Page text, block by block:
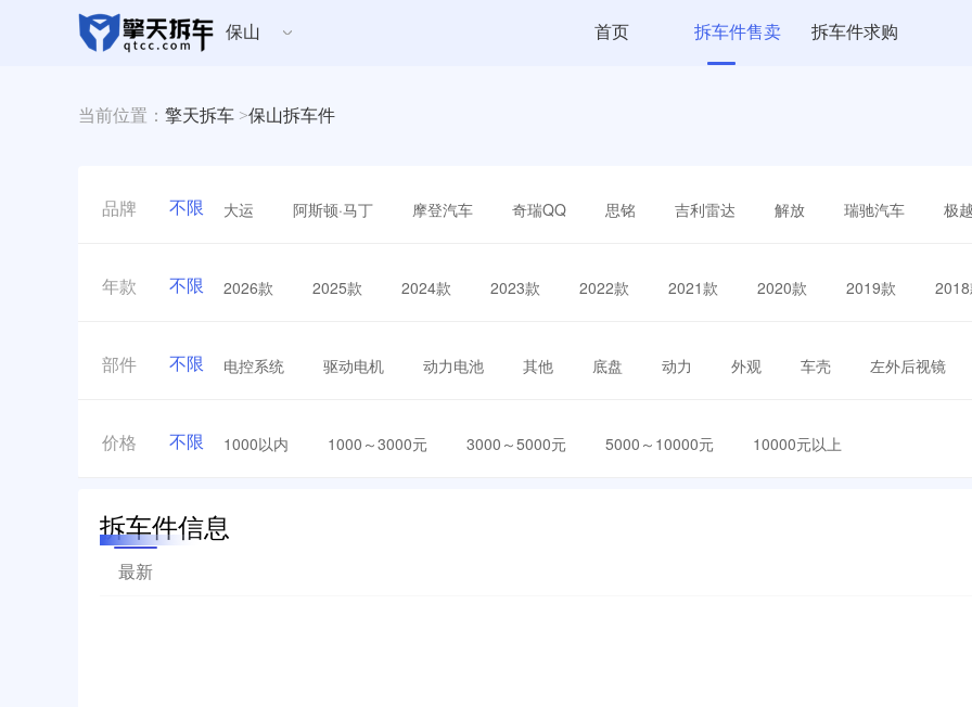
保山 首页 拆车件售卖 拆车件求购
当前位置： 擎天拆车 >保山拆车件
品牌 不限 大运 阿斯顿·马丁 摩登汽车 奇瑞QQ 思铭 吉利雷达 解放 瑞驰汽车 极
年款 不限 2026款 2025款 2024款 2023款 2022款 2021款 2020款 2019款
部件 不限 电控系统 驱动电机 动力电池 其他 底盘 动力 外观 车壳 左外后视镜
价格 不限 1000以内 1000～3000元 3000～5000元 5000～10000元 10000元以上
拆车件信息
最新